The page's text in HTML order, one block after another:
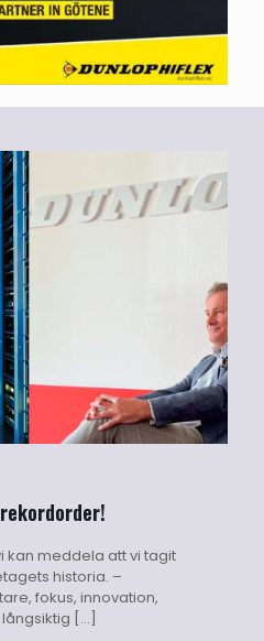
kan meddela att vi tagit
historia. –
fokus, innovation,
[…]